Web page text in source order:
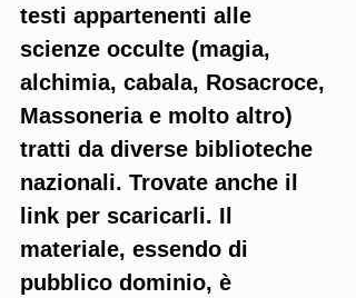
testi appartenenti alle
scienze occulte (magia,
alchimia, cabala, Rosacroce,
Massoneria e molto altro)
tratti da diverse biblioteche
nazionali. Trovate anche il
link per scaricarli. Il
materiale, essendo di
pubblico dominio, è